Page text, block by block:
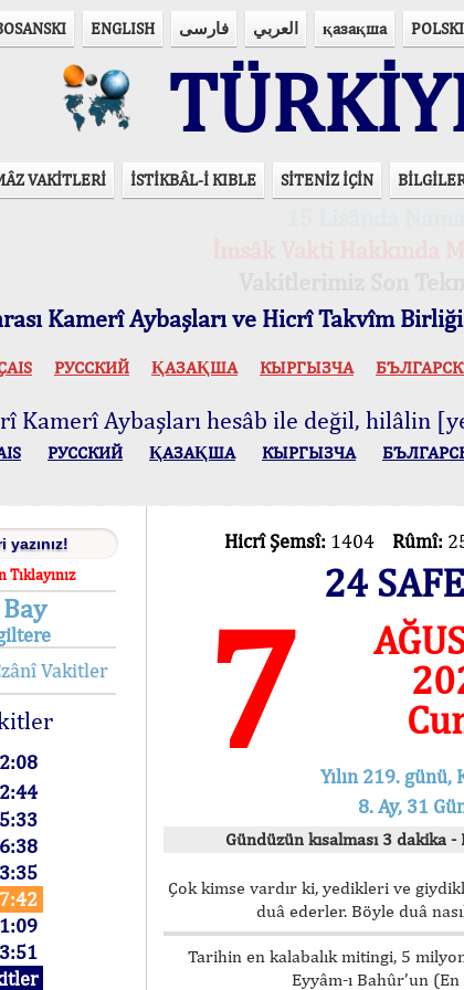
ENGLISH فارسی العربي қазақша POLSKI
VAKİTLERİ İSTİKBÂL-İ KIBLE SİTENİZ İÇİN
Kamerî Aybaşları ve Hicrî Takvîm
РУССКИЙ ҚАЗАҚША КЫPГЫЗЧA
Kamerî Aybaşları hesâb ile değil, hilâlin
РУССКИЙ ҚАЗАҚША КЫPГЫЗЧA
Vakitler
Hicrî Şemsî: 1404 Rûmî:
24
7
Yılın 219. günü,
8. Ay, 31
Gündüzün kısalması 3 dakika
Çok kimse vardır ki, yedikleri ve
duâ ederler. Böyle duâ
Tarihin en kalabalık mitingi, 5
Eyyâm-ı Bahûr’un